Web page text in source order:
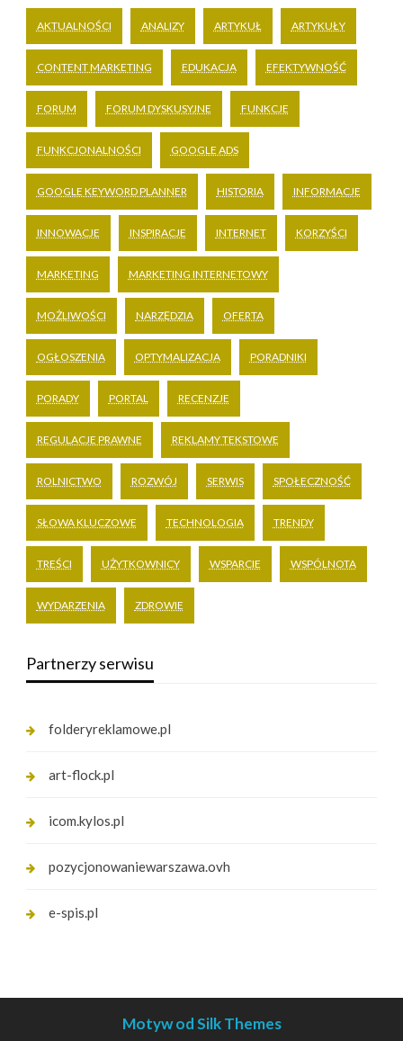
AKTUALNOŚCI ANALIZY ARTYKUŁ ARTYKUŁY
CONTENT MARKETING EDUKACJA EFEKTYWNOŚĆ
FORUM FORUM DYSKUSYJNE FUNKCJE
FUNKCJONALNOŚCI GOOGLE ADS
GOOGLE KEYWORD PLANNER HISTORIA INFORMACJE
INNOWACJE INSPIRACJE INTERNET KORZYŚCI
MARKETING MARKETING INTERNETOWY
MOŻLIWOŚCI NARZĘDZIA OFERTA
OGŁOSZENIA OPTYMALIZACJA PORADNIKI
PORADY PORTAL RECENZJE
REGULACJE PRAWNE REKLAMY TEKSTOWE
ROLNICTWO ROZWÓJ SERWIS SPOŁECZNOŚĆ
SŁOWA KLUCZOWE TECHNOLOGIA TRENDY
TREŚCI UŻYTKOWNICY WSPARCIE WSPÓLNOTA
WYDARZENIA ZDROWIE
Partnerzy serwisu
folderyreklamowe.pl
art-flock.pl
icom.kylos.pl
pozycjonowaniewarszawa.ovh
e-spis.pl
Motyw od Silk Themes